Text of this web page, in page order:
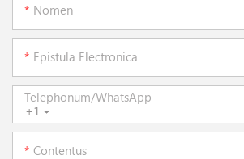
Nomen
Epistula Electronica
+1
Telephonum/WhatsApp
Contentus